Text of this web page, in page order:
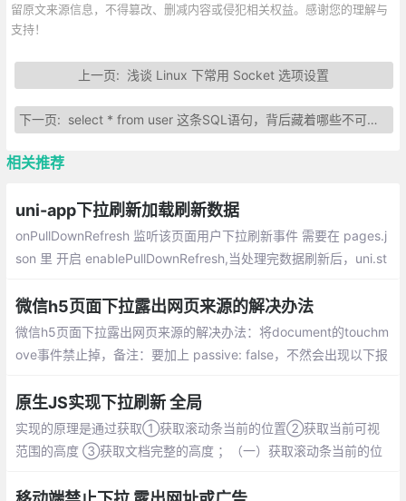
留原文来源信息，不得篡改、删减内容或侵犯相关权益。感谢您的理解与
支持！
上一页: 浅谈 Linux 下常用 Socket 选项设置
下一页: select * from user 这条SQL语句，背后藏着哪些不可告人的秘密？
相关推荐
uni-app下拉刷新加载刷新数据
onPullDownRefresh 监听该页面用户下拉刷新事件 需要在 pages.j
son 里 开启 enablePullDownRefresh,当处理完数据刷新后，uni.st
微信h5页面下拉露出网页来源的解决办法
微信h5页面下拉露出网页来源的解决办法：将document的touchm
ove事件禁止掉，备注：要加上 passive: false，不然会出现以下报
原生JS实现下拉刷新 全局
实现的原理是通过获取①获取滚动条当前的位置②获取当前可视
范围的高度 ③获取文档完整的高度 ；（一）获取滚动条当前的位